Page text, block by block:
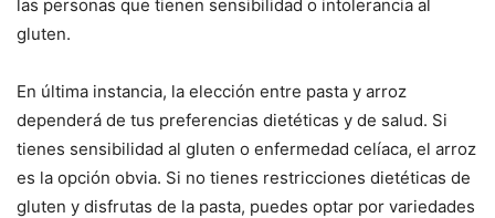
las personas que tienen sensibilidad o intolerancia al
gluten.
En última instancia, la elección entre pasta y arroz
dependerá de tus preferencias dietéticas y de salud. Si
tienes sensibilidad al gluten o enfermedad celíaca, el arroz
es la opción obvia. Si no tienes restricciones dietéticas de
gluten y disfrutas de la pasta, puedes optar por variedades